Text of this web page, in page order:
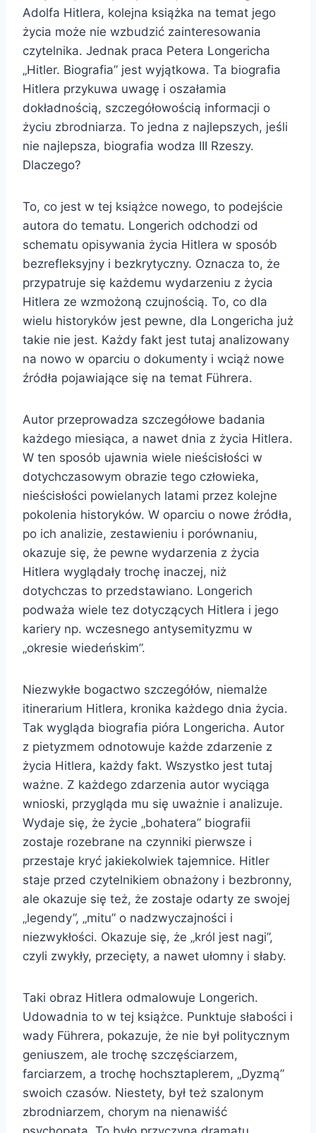
Adolfa Hitlera, kolejna książka na temat jego
życia może nie wzbudzić zainteresowania
czytelnika. Jednak praca Petera Longericha
„Hitler. Biografia” jest wyjątkowa. Ta biografia
Hitlera przykuwa uwagę i oszałamia
dokładnością, szczegółowością informacji o
życiu zbrodniarza. To jedna z najlepszych, jeśli
nie najlepsza, biografia wodza III Rzeszy.
Dlaczego?
To, co jest w tej książce nowego, to podejście
autora do tematu. Longerich odchodzi od
schematu opisywania życia Hitlera w sposób
bezrefleksyjny i bezkrytyczny. Oznacza to, że
przypatruje się każdemu wydarzeniu z życia
Hitlera ze wzmożoną czujnością. To, co dla
wielu historyków jest pewne, dla Longericha już
takie nie jest. Każdy fakt jest tutaj analizowany
na nowo w oparciu o dokumenty i wciąż nowe
źródła pojawiające się na temat Führera.
Autor przeprowadza szczegółowe badania
każdego miesiąca, a nawet dnia z życia Hitlera.
W ten sposób ujawnia wiele nieścisłości w
dotychczasowym obrazie tego człowieka,
nieścisłości powielanych latami przez kolejne
pokolenia historyków. W oparciu o nowe źródła,
po ich analizie, zestawieniu i porównaniu,
okazuje się, że pewne wydarzenia z życia
Hitlera wyglądały trochę inaczej, niż
dotychczas to przedstawiano. Longerich
podważa wiele tez dotyczących Hitlera i jego
kariery np. wczesnego antysemityzmu w
„okresie wiedeńskim”.
Niezwykłe bogactwo szczegółów, niemalże
itinerarium Hitlera, kronika każdego dnia życia.
Tak wygląda biografia pióra Longericha. Autor
z pietyzmem odnotowuje każde zdarzenie z
życia Hitlera, każdy fakt. Wszystko jest tutaj
ważne. Z każdego zdarzenia autor wyciąga
wnioski, przygląda mu się uważnie i analizuje.
Wydaje się, że życie „bohatera” biografii
zostaje rozebrane na czynniki pierwsze i
przestaje kryć jakiekolwiek tajemnice. Hitler
staje przed czytelnikiem obnażony i bezbronny,
ale okazuje się też, że zostaje odarty ze swojej
„legendy”, „mitu” o nadzwyczajności i
niezwykłości. Okazuje się, że „król jest nagi”,
czyli zwykły, przecięty, a nawet ułomny i słaby.
Taki obraz Hitlera odmalowuje Longerich.
Udowadnia to w tej książce. Punktuje słabości i
wady Führera, pokazuje, że nie był politycznym
geniuszem, ale trochę szczęściarzem,
farciarzem, a trochę hochsztaplerem, „Dyzmą”
swoich czasów. Niestety, był też szalonym
zbrodniarzem, chorym na nienawiść